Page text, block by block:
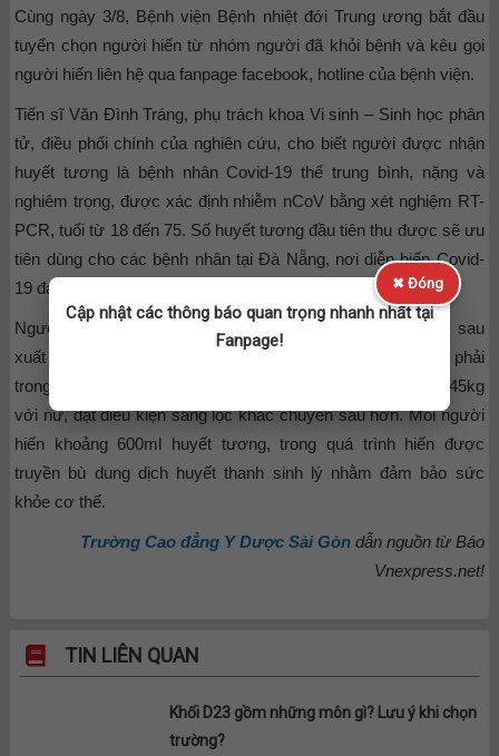
Cùng ngày 3/8, Bệnh viện Bệnh nhiệt đới Trung ương bắt đầu
tuyển chọn người hiến từ nhóm người đã khỏi bệnh và kêu gọi
người hiến liên hệ qua fanpage facebook, hotline của bệnh viện.
Tiến sĩ Văn Đình Tráng, phụ trách khoa Vi sinh – Sinh học phân
tử, điều phối chính của nghiên cứu, cho biết người được nhận
huyết tương là bệnh nhân Covid-19 thể trung bình, nặng và
nghiêm trọng, được xác định nhiễm nCoV bằng xét nghiệm RT-
PCR, tuổi từ 18 đến 75. Số huyết tương đầu tiên thu được sẽ ưu
tiên dùng cho các bệnh nhân tại Đà Nẵng, nơi diễn biến Covid-
19 đang rất căng thẳng.
Người muốn hiến huyết tương phải từng mắc Covid-19, sau
xuất viện 14 ngày, mới có kháng thể trong máu. Người hiến phải
trong độ tuổi từ 18 đến 65, nặng trên 50kg với nam và trên 45kg
với nữ, đạt điều kiện sàng lọc khác chuyên sâu hơn. Mỗi người
hiến khoảng 600ml huyết tương, trong quá trình hiến được
truyền bù dung dịch huyết thanh sinh lý nhằm đảm bảo sức
khỏe cơ thể.
Trường Cao đẳng Y Dược Sài Gòndẫn nguồn từ Báo
Vnexpress.net!
TIN LIÊN QUAN
Khối D23 gồm những môn gì? Lưu ý khi chọn
trường?
✖ Đóng
Cập nhật các thông báo quan trọng nhanh nhất tại
Fanpage!